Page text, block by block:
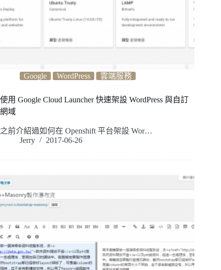
Google WordPress 雲端服務
使用 Google Cloud Launcher 快速架設 WordPress 與自訂
網域
之前介紹過如何在 Openshift 平台架設 Wor…
Jerry
2017-06-26